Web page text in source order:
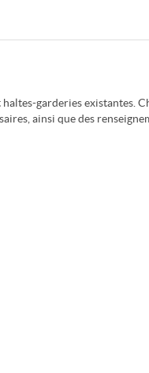
garderies existantes.
ainsi que des